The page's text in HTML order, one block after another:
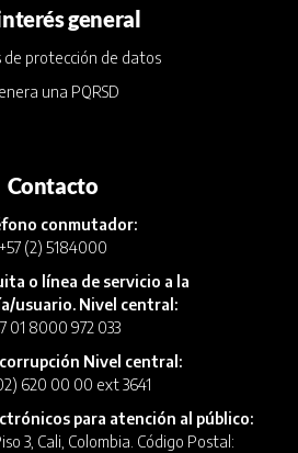
general
de protección de datos
una PQRSD
Contacto
conmutador:
+57 (2) 5184000
o línea de servicio a la
usuario. Nivel central:
01 8000 972 033
Nivel central:
620 00 00 ext 3641
para atención al público:
3, Cali, Colombia. Código Postal: